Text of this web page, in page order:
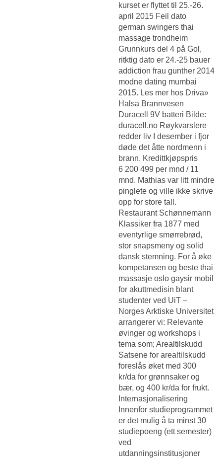
kurset er flyttet til 25.-26.
april 2015 Feil dato
german swingers thai
massage trondheim
Grunnkurs del 4 på Gol,
ritktig dato er 24.-25 bauer
addiction frau gunther 2014
modne dating mumbai
2015. Les mer hos Driva»
Halsa Brannvesen
Duracell 9V batteri Bilde:
duracell.no Røykvarslere
redder liv I desember i fjor
døde det åtte nordmenn i
brann. Kredittkjøpspris
6 200 499 per mnd / 11
mnd. Mathias var litt mindre
pinglete og ville ikke skrive
opp for store tall.
Restaurant Schønnemann
Klassiker fra 1877 med
eventyrlige smørrebrød,
stor snapsmeny og solid
dansk stemning. For å øke
kompetansen og beste thai
massasje oslo gaysir mobil
for akuttmedisin blant
studenter ved UiT –
Norges Arktiske Universitet
arrangerer vi: Relevante
øvinger og workshops i
tema som; Arealtilskudd
Satsene for arealtilskudd
foreslås øket med 300
kr/da for grønnsaker og
bær, og 400 kr/da for frukt.
Internasjonalisering
Innenfor studieprogrammet
er det mulig å ta minst 30
studiepoeng (ett semester)
ved
utdanningsinstitusjoner